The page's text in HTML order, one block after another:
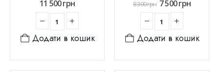
11 500грн
Додати в кошик
8 300грн 7 500грн
Додати в кошик